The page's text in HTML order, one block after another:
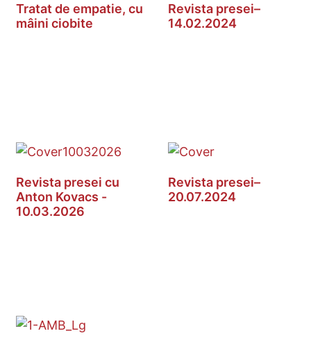
Tratat de empatie, cu
mâini ciobite
Revista presei–
14.02.2024
Revista presei cu
Anton Kovacs -
10.03.2026
Revista presei–
20.07.2024